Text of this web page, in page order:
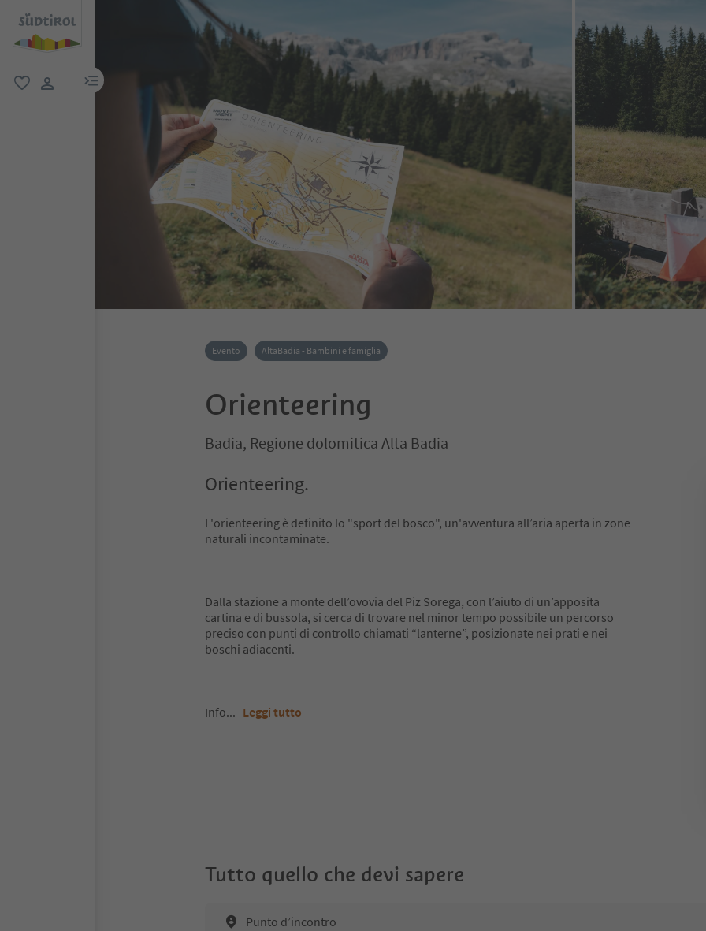
menu link
Evento AltaBadia - Bambini e famiglia
Orienteering
Badia, Regione dolomitica Alta Badia
Orienteering.
L'orienteering è definito lo "sport del bosco", un'avventura all’aria aperta in zone
naturali incontaminate.
Dalla stazione a monte dell’ovovia del Piz Sorega, con l’aiuto di un’apposita
cartina e di bussola, si cerca di trovare nel minor tempo possibile un percorso
preciso con punti di controllo chiamati “lanterne”, posizionate nei prati e nei
boschi adiacenti.
Info... Leggi tutto
Tutto quello che devi sapere
Punto d’incontro